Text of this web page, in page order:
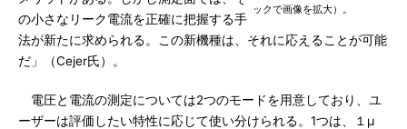
ックで画像を拡大）。
の小さなリーク電流を正確に把握する手
法が新たに求められる。この新機種は、それに応えることが可能
だ」（Cejer氏）。
電圧と電流の測定については2つのモードを用意しており、ユ
ーザーは評価したい特性に応じて使い分けられる。1つは、１μ